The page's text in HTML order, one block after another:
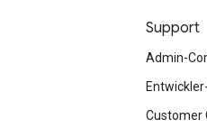
Support
Admin-
Customer